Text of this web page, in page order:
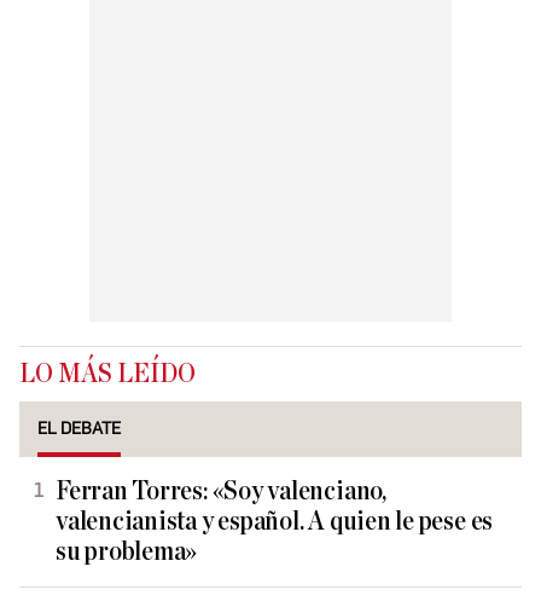
LO MÁS LEÍDO
EL DEBATE
Ferran Torres: «Soy valenciano,
valencianista y español. A quien le pese es
su problema»